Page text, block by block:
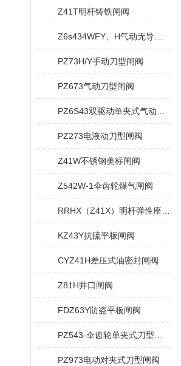
Z41T明杆铸铁闸阀
PZ73H/Y手动刀型闸阀
PZ673气动刀型闸阀
PZ273电液动刀型闸阀
Z41W不锈钢美标闸阀
Z542W-1伞齿轮煤气闸阀
KZ43Y抗硫平板闸阀
CYZ41H差压式油密封闸阀
Z81H井口闸阀
FDZ63Y防盗平板闸阀
PZ973电动对夹式刀型闸阀